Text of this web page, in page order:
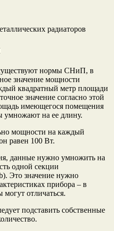
радиаторов
нормы СНиП, в
значение мощности
квадратный метр площади
значение согласно этой
имеющегося помещения
умножают на ее длину.
мощности на каждый
равен 100 Вт.
данные нужно умножить на
одной секции
Это значение нужно
прибора – в
отличаться.
подставить собственные